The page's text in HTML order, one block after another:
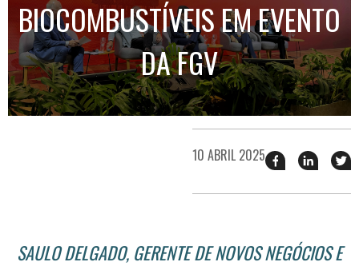
BIOCOMBUSTÍVEIS EM EVENTO
DA FGV
10 ABRIL 2025 Compartilhar
esse
no
esse
no
SAULO DELGADO, GERENTE DE NOVOS NEGÓCIOS E